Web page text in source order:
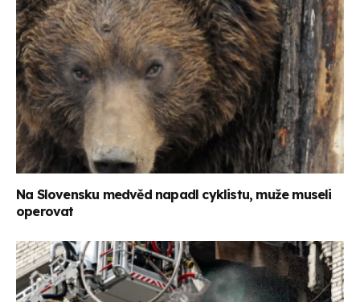
Na Slovensku medvěd napadl cyklistu, muže museli
operovat